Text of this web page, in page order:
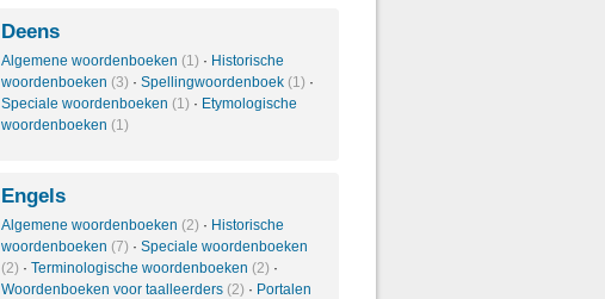
Deens
Algemene woordenboeken (1) · Historische
woordenboeken (3) · Spellingwoordenboek (1) ·
Speciale woordenboeken (1) · Etymologische
woordenboeken (1)
Engels
Algemene woordenboeken (2) · Historische
woordenboeken (7) · Speciale woordenboeken
(2) · Terminologische woordenboeken (2) ·
Woordenboeken voor taalleerders (2) · Portalen